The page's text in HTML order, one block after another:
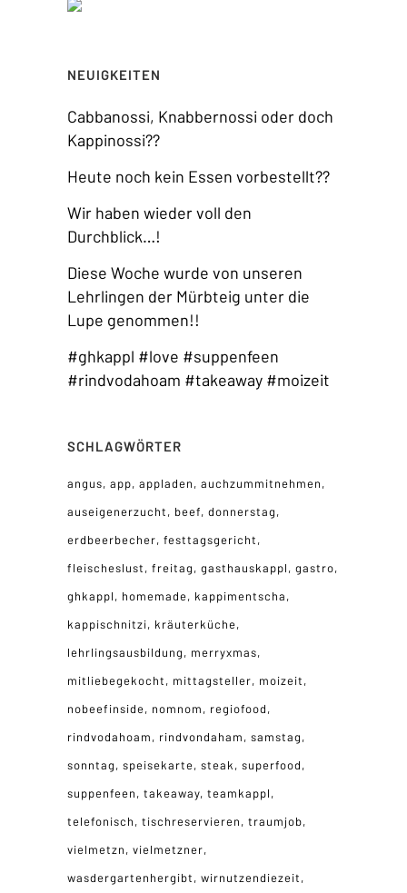
NEUIGKEITEN
Cabbanossi, Knabbernossi oder doch
Kappinossi??
Heute noch kein Essen vorbestellt??
Wir haben wieder voll den
Durchblick…!
Diese Woche wurde von unseren
Lehrlingen der Mürbteig unter die
Lupe genommen!!
#ghkappl #love #suppenfeen
#rindvodahoam #takeaway #moizeit
SCHLAGWÖRTER
angus app appladen
auchzummitnehmen
auseigenerzucht
beef donnerstag
erdbeerbecher festtagsgericht
fleischeslust
freitag gasthauskappl
gastro
ghkappl
homemade
kappimentscha
kappischnitzi
kräuterküche
lehrlingsausbildung
merryxmas
mitliebegekocht
mittagsteller
moizeit
nobeefinside
nomnom
regiofood
rindvodahoam
rindvondaham
samstag
sonntag
speisekarte steak
superfood
suppenfeen
takeaway teamkappl
telefonisch
tischreservieren
traumjob
vielmetzn
vielmetzner
wasdergartenhergibt
wirnutzendiezeit